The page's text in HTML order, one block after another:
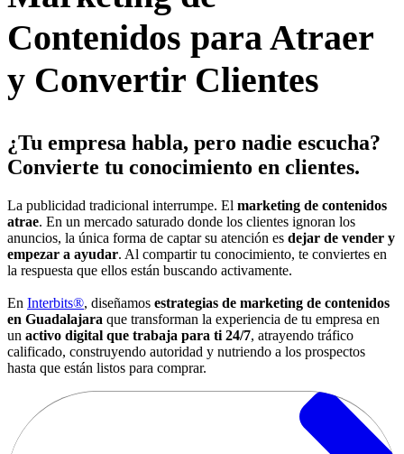
Contenidos para Atraer
y Convertir Clientes
¿Tu empresa habla, pero nadie escucha?
Convierte tu conocimiento en clientes.
La publicidad tradicional interrumpe. El marketing de contenidos
atrae. En un mercado saturado donde los clientes ignoran los
anuncios, la única forma de captar su atención es dejar de vender y
empezar a ayudar. Al compartir tu conocimiento, te conviertes en
la respuesta que ellos están buscando activamente.
En Interbits®, diseñamos estrategias de marketing de contenidos
en Guadalajara que transforman la experiencia de tu empresa en
un activo digital que trabaja para ti 24/7, atrayendo tráfico
calificado, construyendo autoridad y nutriendo a los prospectos
hasta que están listos para comprar.